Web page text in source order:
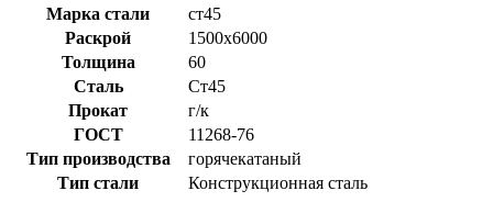
Марка стали
ст45
Раскрой
1500x6000
Толщина
60
Сталь
Ст45
Прокат
г/к
ГОСТ
11268-76
Тип производства
горячекатаный
Тип стали
Конструкционная сталь